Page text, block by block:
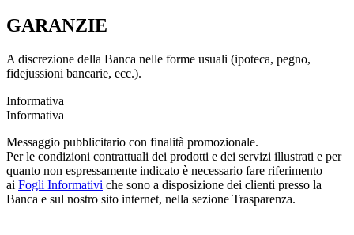
GARANZIE
A discrezione della Banca nelle forme usuali (ipoteca, pegno,
fidejussioni bancarie, ecc.).
Informativa
Informativa
Messaggio pubblicitario con finalità promozionale.
Per le condizioni contrattuali dei prodotti e dei servizi illustrati e per
quanto non espressamente indicato è necessario fare riferimento
ai Fogli Informativi che sono a disposizione dei clienti presso la
Banca e sul nostro sito internet, nella sezione Trasparenza.